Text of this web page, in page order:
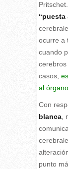
“puesta
ocurre a
cuando
cerebros
casos,
al
Con
blanca,
punto